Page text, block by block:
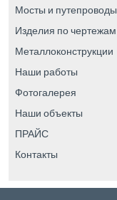
Мосты и путепроводы
Изделия по чертежам
Металлоконструкции
Наши работы
Фотогалерея
Наши объекты
ПРАЙС
Контакты